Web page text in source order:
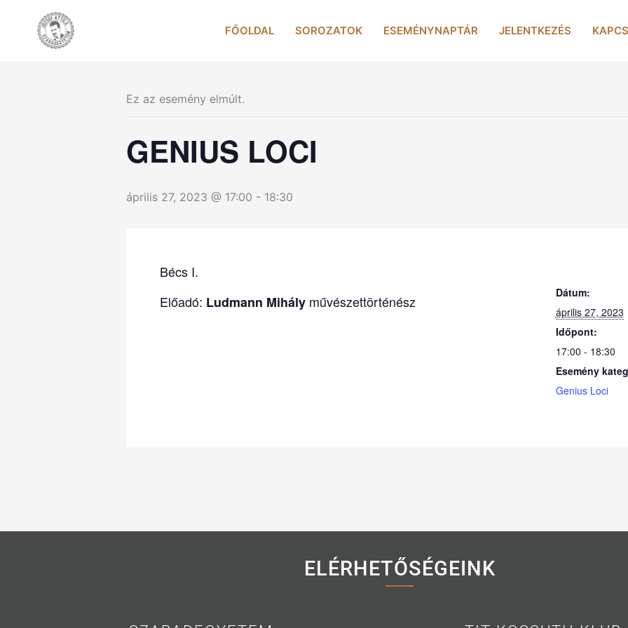
FŐOLDAL SOROZATOK ESEMÉNYNAPTÁR JELENTKEZÉS
Ez az esemény elmúlt.
GENIUS LOCI
április 27, 2023 @ 17:00 - 18:30
Bécs I.
Előadó: Ludmann Mihályművészettörténész
Dátum:
április 27, 2023
Időpont:
17:00 - 18:30
Esemény
Genius Loci
ELÉRHETŐSÉGEINK